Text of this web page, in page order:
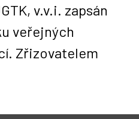
v.v.i. zapsán
veřejných
Zřizovatelem